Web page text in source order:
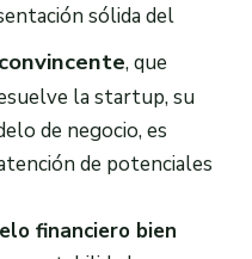
sólida del
, que
la startup, su
de negocio, es
de potenciales
financiero bien